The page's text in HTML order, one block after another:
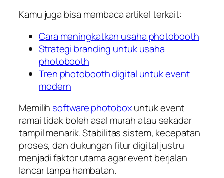
Kamu juga bisa membaca artikel terkait:
Cara meningkatkan usaha photobooth
Strategi branding untuk usaha
photobooth
Tren photobooth digital untuk event
modern
Memilih software photoboxuntuk event
ramai tidak boleh asal murah atau sekadar
tampil menarik. Stabilitas sistem, kecepatan
proses, dan dukungan fitur digital justru
menjadi faktor utama agar event berjalan
lancar tanpa hambatan.